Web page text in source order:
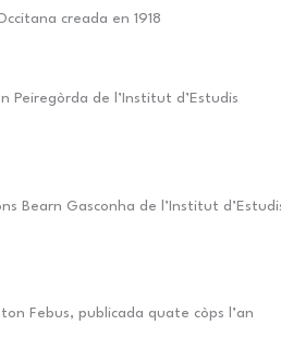
creada en 1918
Peiregòrda de l’Institut d’Estudis
Bearn Gasconha de l’Institut
Febus, publicada quate còps l’an